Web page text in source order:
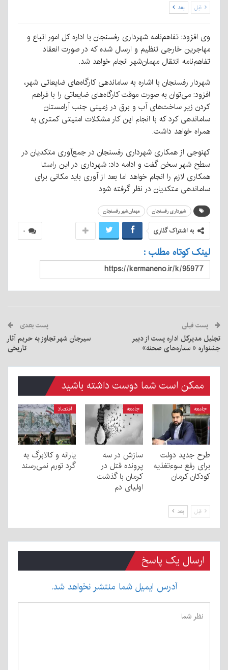
قبل بعد
وی افزود: تفاهم‌نامه شهرداری رفسنجان با اداره کل امور اتباع و
مهاجرین خارجی تنظیم و ارسال شده که در صورت انعقاد
تفاهم‌نامه انتقال مهمان‌شهر انجام خواهد شد.
شهردار رفسنجان با اشاره به ساماندهی کارگاه‌های ضایعاتی شهر،
افزود: می‌توان به صورت موقت کارگاه‌های ضایعاتی را با فراهم
کردن زیر ساخت‌های آب و برق در زمینی جنب آرامستان
ساماندهی کرد که با انجام این کار مشکلات امنیتی کمتری به
همراه خواهد داشت.
کهنوجی از همکاری شهرداری رفسنجان در جمع‌آوری متکدیان در
سطح شهر سخن گفت و ادامه داد: شهرداری در این راستا
همکاری لازم را انجام خواهد اما بعد از ‌آوری باید مکانی برای
ساماندهی متکدیان در نظر گرفته شود.
شهرداری رفسنجان مهمان‌شهر رفسنجان
۰ به اشتراک گذاری
لینک کوتاه مطلب :
پست قبلی
تجلیل مدیرکل اداره پست از دبیر
جشنواره « ستاره‌های صحنه»
پست بعدی
سیرجان شهر تجاوز به حریم آثار
تاریخی
ممکن است شما دوست داشته باشید
جامعه
طرح جدید دولت
برای رفع سوءتغذیه
کودکان کرمان
جامعه
سازش در سه
پرونده قتل در
کرمان با گذشت
اولیای دم
اقتصاد
یارانه و کالابرگ به
گرد تورم نمی‌رسند
قبل بعد
ارسال یک پاسخ
آدرس ایمیل شما منتشر نخواهد شد.